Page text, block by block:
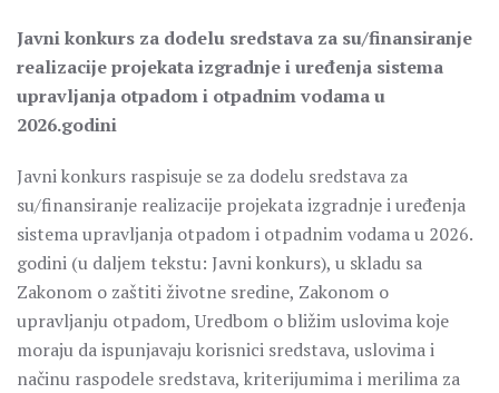
Javni konkurs za dodelu sredstava za su/finansiranje
realizacije projekata izgradnje i uređenja sistema
upravljanja otpadom i otpadnim vodama u
2026.godini
Javni konkurs raspisuje se za dodelu sredstava za
su/finansiranje realizacije projekata izgradnje i uređenja
sistema upravljanja otpadom i otpadnim vodama u 2026.
godini (u daljem tekstu: Javni konkurs), u skladu sa
Zakonom o zaštiti životne sredine, Zakonom o
upravljanju otpadom, Uredbom o bližim uslovima koje
moraju da ispunjavaju korisnici sredstava, uslovima i
načinu raspodele sredstava, kriterijumima i merilima za